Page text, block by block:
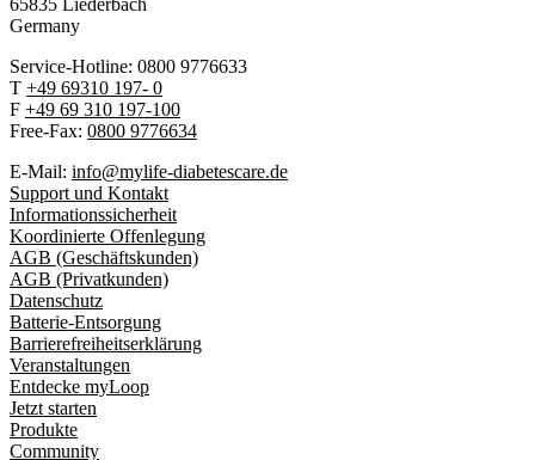
65835 Liederbach
Germany
Service-Hotline: 0800 9776633
T +49 69310 197- 0
F +49 69 310 197-100
Free-Fax: 0800 9776634
E-Mail: info@mylife-diabetescare.de
Support und Kontakt
Informationssicherheit
Koordinierte Offenlegung
AGB (Geschäftskunden)
AGB (Privatkunden)
Datenschutz
Batterie-Entsorgung
Barrierefreiheitserklärung
Veranstaltungen
Entdecke myLoop
Jetzt starten
Produkte
Community